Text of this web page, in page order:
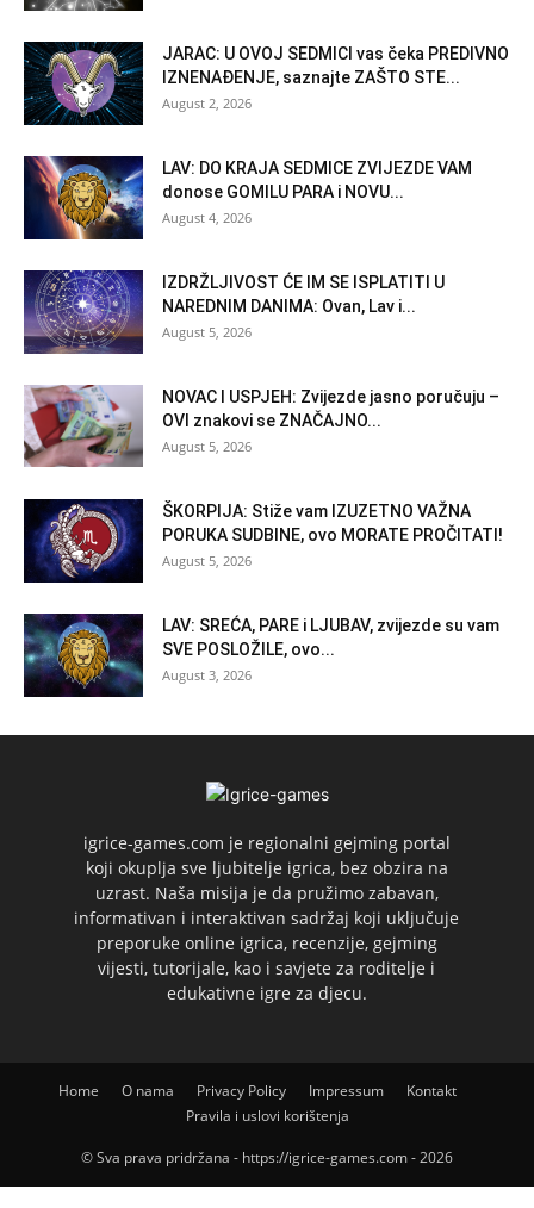
JARAC: U OVOJ SEDMICI vas čeka PREDIVNO
IZNENAĐENJE, saznajte ZAŠTO STE...
August 2, 2026
LAV: DO KRAJA SEDMICE ZVIJEZDE VAM
donose GOMILU PARA i NOVU...
August 4, 2026
IZDRŽLJIVOST ĆE IM SE ISPLATITI U
NAREDNIM DANIMA: Ovan, Lav i...
August 5, 2026
NOVAC I USPJEH: Zvijezde jasno poručuju –
OVI znakovi se ZNAČAJNO...
August 5, 2026
ŠKORPIJA: Stiže vam IZUZETNO VAŽNA
PORUKA SUDBINE, ovo MORATE PROČITATI!
August 5, 2026
LAV: SREĆA, PARE i LJUBAV, zvijezde su vam
SVE POSLOŽILE, ovo...
August 3, 2026
igrice-games.com je regionalni gejming portal
koji okuplja sve ljubitelje igrica, bez obzira na
uzrast. Naša misija je da pružimo zabavan,
informativan i interaktivan sadržaj koji uključuje
preporuke online igrica, recenzije, gejming
vijesti, tutorijale, kao i savjete za roditelje i
edukativne igre za djecu.
Home O nama Privacy Policy Impressum
Kontakt
Pravila i uslovi korištenja
© Sva prava pridržana - https://igrice-games.com - 2026